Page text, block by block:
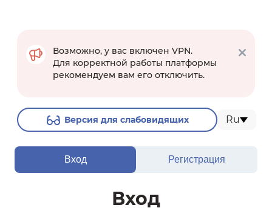
Версия для слабовидящих Ru
Возможно, у вас включен VPN.
Для корректной работы платформы
рекомендуем вам его отключить.
Вход Регистрация
Вход